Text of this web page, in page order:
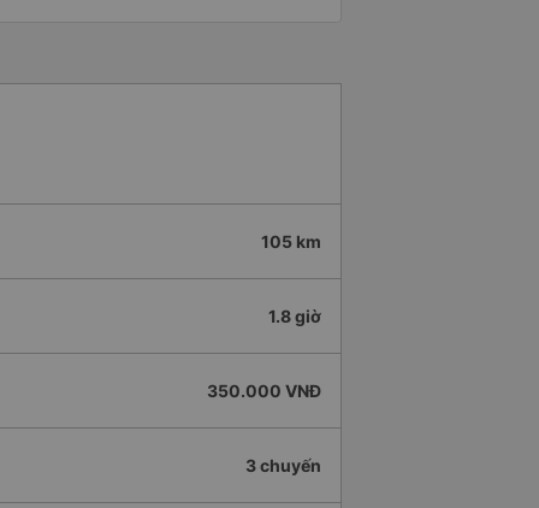
105 km
1.8 giờ
350.000 VNĐ
3 chuyến